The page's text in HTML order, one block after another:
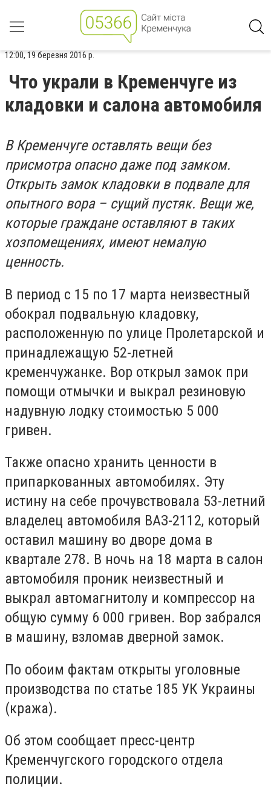
12:00, 19 березня 2016 р.
Что украли в Кременчуге из
кладовки и салона автомобиля
В Кременчуге оставлять вещи без
присмотра опасно даже под замком.
Открыть замок кладовки в подвале для
опытного вора – сущий пустяк. Вещи же,
которые граждане оставляют в таких
хозпомещениях, имеют немалую
ценность.
В период с 15 по 17 марта неизвестный
обокрал подвальную кладовку,
расположенную по улице Пролетарской и
принадлежащую 52-летней
кременчужанке. Вор открыл замок при
помощи отмычки и выкрал резиновую
надувную лодку стоимостью 5 000
гривен.
Также опасно хранить ценности в
припаркованных автомобилях. Эту
истину на себе прочувствовала 53-летний
владелец автомобиля ВАЗ-2112, который
оставил машину во дворе дома в
квартале 278. В ночь на 18 марта в салон
автомобиля проник неизвестный и
выкрал автомагнитолу и компрессор на
общую сумму 6 000 гривен. Вор забрался
в машину, взломав дверной замок.
По обоим фактам открыты уголовные
производства по статье 185 УК Украины
(кража).
Об этом сообщает пресс-центр
Кременчугского городского отдела
полиции.